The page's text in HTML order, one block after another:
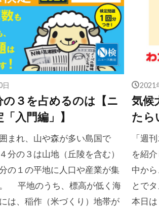
日
の３を占めるのは【ニ
入門編」】
まれ、山や森が多い島国で
分の３は山地（丘陵を含む）
の１の平地に人口や産業が集
平地のうち、標高が低く海
は、稲作（米づくり）地帯が
2021
気候
たら
「週
を紹
中か
とで
本日